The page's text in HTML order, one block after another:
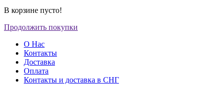
В корзине пусто!
Продолжить покупки
О Нас
Контакты
Доставка
Оплата
Контакты и доставка в СНГ